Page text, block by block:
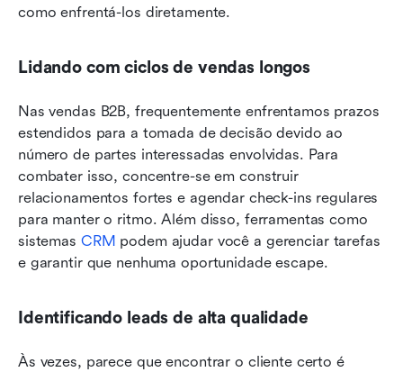
como enfrentá-los diretamente.
Lidando com ciclos de vendas longos
Nas vendas B2B, frequentemente enfrentamos prazos
estendidos para a tomada de decisão devido ao
número de partes interessadas envolvidas. Para
combater isso, concentre-se em construir
relacionamentos fortes e agendar check-ins regulares
para manter o ritmo. Além disso, ferramentas como
sistemas CRM podem ajudar você a gerenciar tarefas
e garantir que nenhuma oportunidade escape.
Identificando leads de alta qualidade
Às vezes, parece que encontrar o cliente certo é